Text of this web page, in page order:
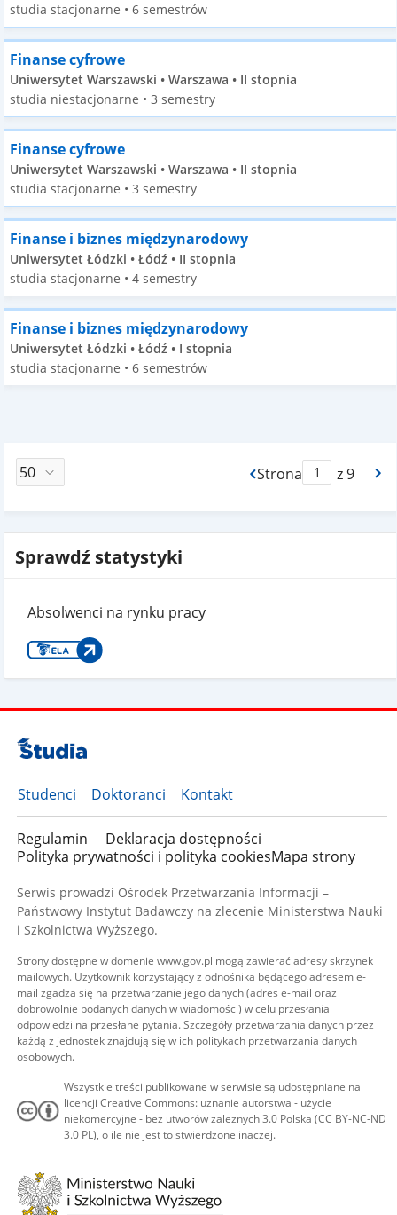
studia stacjonarne • 6 semestrów
Finanse cyfrowe
Uniwersytet Warszawski • Warszawa • II stopnia
studia niestacjonarne • 3 semestry
Finanse cyfrowe
Uniwersytet Warszawski • Warszawa • II stopnia
studia stacjonarne • 3 semestry
Finanse i biznes międzynarodowy
Uniwersytet Łódzki • Łódź • II stopnia
studia stacjonarne • 4 semestry
Finanse i biznes międzynarodowy
Uniwersytet Łódzki • Łódź • I stopnia
studia stacjonarne • 6 semestrów
Strona
Max Stronaz 9
Sprawdź statystyki
Absolwenci na rynku pracy
Studenci Doktoranci Kontakt
Regulamin
Deklaracja dostępności
Polityka prywatności i polityka cookiesMapa strony
Serwis prowadzi Ośrodek Przetwarzania Informacji –
Państwowy Instytut Badawczy na zlecenie Ministerstwa Nauki
i Szkolnictwa Wyższego.
Strony dostępne w domenie www.gov.pl mogą zawierać adresy skrzynek
mailowych. Użytkownik korzystający z odnośnika będącego adresem e-
mail zgadza się na przetwarzanie jego danych (adres e-mail oraz
dobrowolnie podanych danych w wiadomości) w celu przesłania
odpowiedzi na przesłane pytania. Szczegóły przetwarzania danych przez
każdą z jednostek znajdują się w ich politykach przetwarzania danych
osobowych.
Wszystkie treści publikowane w serwisie są udostępniane na
licencji Creative Commons: uznanie autorstwa - użycie
niekomercyjne - bez utworów zależnych 3.0 Polska (CC BY-NC-ND
3.0 PL), o ile nie jest to stwierdzone inaczej.